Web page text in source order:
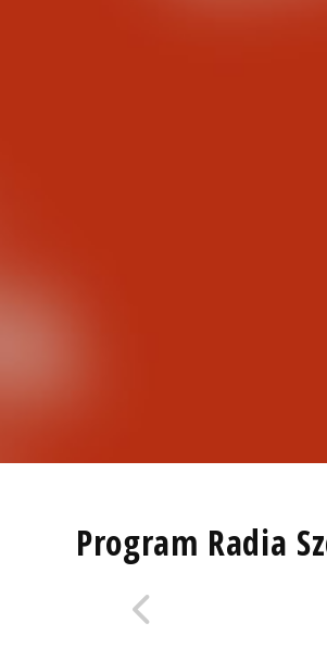
Program Radia